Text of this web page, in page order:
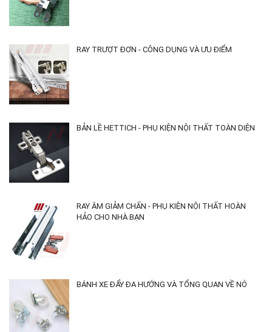
RAY TRƯỢT ĐƠN - CÔNG DỤNG VÀ ƯU ĐIỂM
BẢN LỀ HETTICH - PHỤ KIỆN NỘI THẤT TOÀN DIỆN
RAY ÂM GIẢM CHẤN - PHỤ KIỆN NỘI THẤT HOÀN
HẢO CHO NHÀ BẠN
BÁNH XE ĐẨY ĐA HƯỚNG VÀ TỔNG QUAN VỀ NÓ